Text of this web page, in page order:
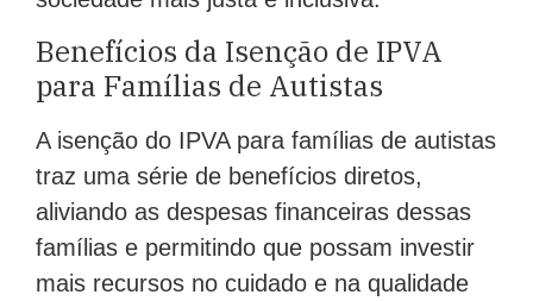
Benefícios da Isenção de IPVA
para Famílias de Autistas
A isenção do IPVA para famílias de autistas
traz uma série de benefícios diretos,
aliviando as despesas financeiras dessas
famílias e permitindo que possam investir
mais recursos no cuidado e na qualidade